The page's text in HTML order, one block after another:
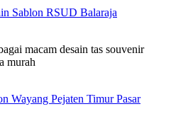
Sablon RSUD Balaraja
macam desain tas souvenir
murah
Wayang Pejaten Timur Pasar